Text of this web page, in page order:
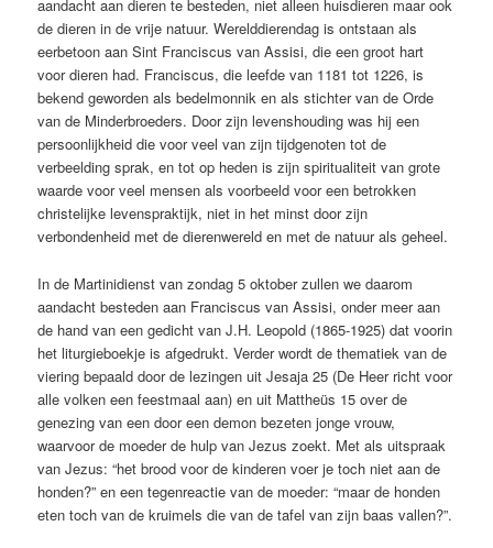
aandacht aan dieren te besteden, niet alleen huisdieren maar ook
de dieren in de vrije natuur. Werelddierendag is ontstaan als
eerbetoon aan Sint Franciscus van Assisi, die een groot hart
voor dieren had. Franciscus, die leefde van 1181 tot 1226, is
bekend geworden als bedelmonnik en als stichter van de Orde
van de Minderbroeders. Door zijn levenshouding was hij een
persoonlijkheid die voor veel van zijn tijdgenoten tot de
verbeelding sprak, en tot op heden is zijn spiritualiteit van grote
waarde voor veel mensen als voorbeeld voor een betrokken
christelijke levenspraktijk, niet in het minst door zijn
verbondenheid met de dierenwereld en met de natuur als geheel.
In de Martinidienst van zondag 5 oktober zullen we daarom
aandacht besteden aan Franciscus van Assisi, onder meer aan
de hand van een gedicht van J.H. Leopold (1865-1925) dat voorin
het liturgieboekje is afgedrukt. Verder wordt de thematiek van de
viering bepaald door de lezingen uit Jesaja 25 (De Heer richt voor
alle volken een feestmaal aan) en uit Mattheüs 15 over de
genezing van een door een demon bezeten jonge vrouw,
waarvoor de moeder de hulp van Jezus zoekt. Met als uitspraak
van Jezus: “het brood voor de kinderen voer je toch niet aan de
honden?” en een tegenreactie van de moeder: “maar de honden
eten toch van de kruimels die van de tafel van zijn baas vallen?”.